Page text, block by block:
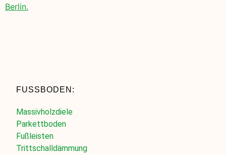
Berlin.
FUSSBODEN:
Massivholzdiele
Parkettboden
Fußleisten
Trittschalldämmung